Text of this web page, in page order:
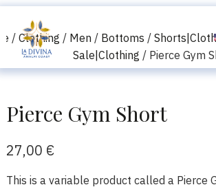
/ Clothing / Men / Bottoms /
Sale|Clothing / Pierce Gym
Pierce Gym Short
27,00 €
This is a variable product called a Pierce